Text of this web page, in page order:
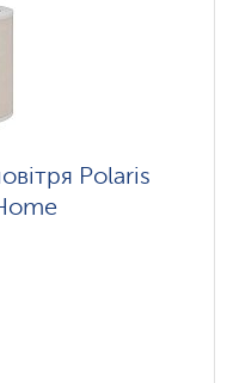
Polaris